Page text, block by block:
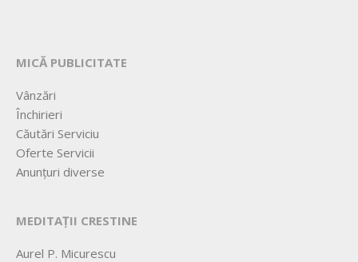
MICĂ PUBLICITATE
Vânzări
Închirieri
Căutări Serviciu
Oferte Servicii
Anunțuri diverse
MEDITAȚII CRESTINE
Aurel P. Micurescu